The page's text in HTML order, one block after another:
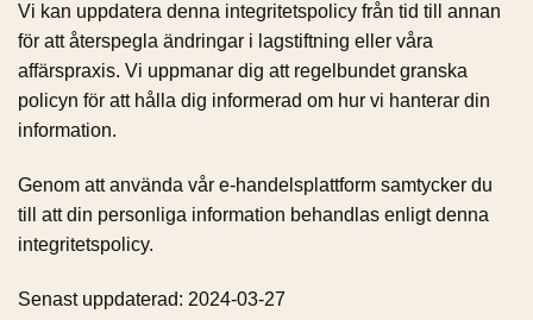
Vi kan uppdatera denna integritetspolicy från tid till annan
för att återspegla ändringar i lagstiftning eller våra
affärspraxis. Vi uppmanar dig att regelbundet granska
policyn för att hålla dig informerad om hur vi hanterar din
information.
Genom att använda vår e-handelsplattform samtycker du
till att din personliga information behandlas enligt denna
integritetspolicy.
Senast uppdaterad: 2024-03-27